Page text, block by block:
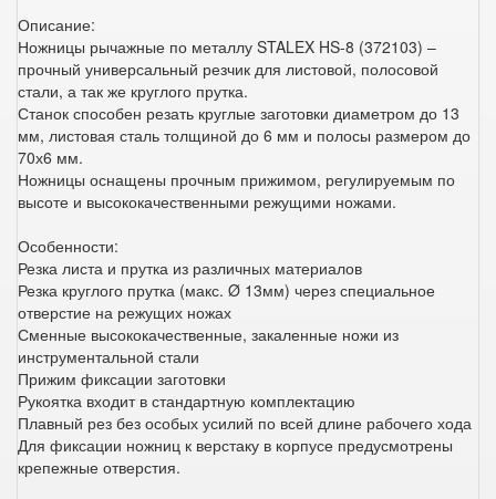
Описание:
Ножницы рычажные по металлу STALEX HS-8 (372103) –
прочный универсальный резчик для листовой, полосовой
стали, а так же круглого прутка.
Станок способен резать круглые заготовки диаметром до 13
мм, листовая сталь толщиной до 6 мм и полосы размером до
70х6 мм.
Ножницы оснащены прочным прижимом, регулируемым по
высоте и высококачественными режущими ножами.
Особенности:
Резка листа и прутка из различных материалов
Резка круглого прутка (макс. Ø 13мм) через специальное
отверстие на режущих ножах
Сменные высококачественные, закаленные ножи из
инструментальной стали
Прижим фиксации заготовки
Рукоятка входит в стандартную комплектацию
Плавный рез без особых усилий по всей длине рабочего хода
Для фиксации ножниц к верстаку в корпусе предусмотрены
крепежные отверстия.